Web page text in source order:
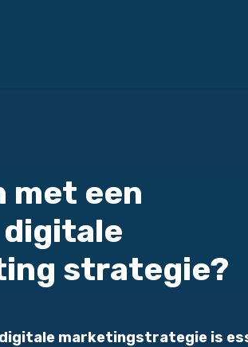
met een
digitale
strategie?
marketingstrategie is